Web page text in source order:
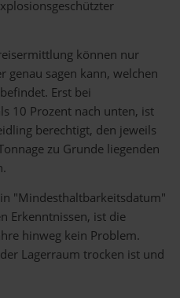
können nur
genau sagen kann, welchen
Erst bei
10 Prozent nach unten, ist
berechtigt, den jeweils
zu Grunde liegenden
"Mindesthaltbarkeitsdatum"
Erkenntnissen, ist die
hinweg kein Problem.
Lagerraum trocken ist und